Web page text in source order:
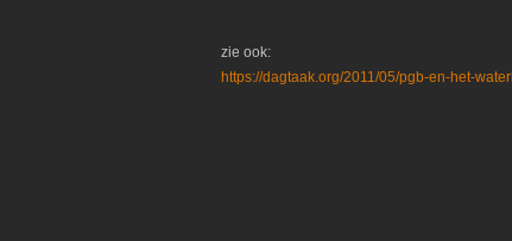
zie ook:
https://dagtaak.org/2011/05/pgb-en-het-